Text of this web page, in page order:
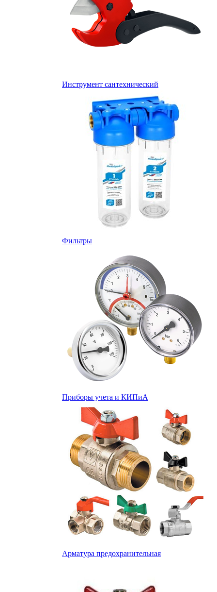
Инструмент сантехнический
Фильтры
Приборы учета и КИПиА
Арматура предохранительная